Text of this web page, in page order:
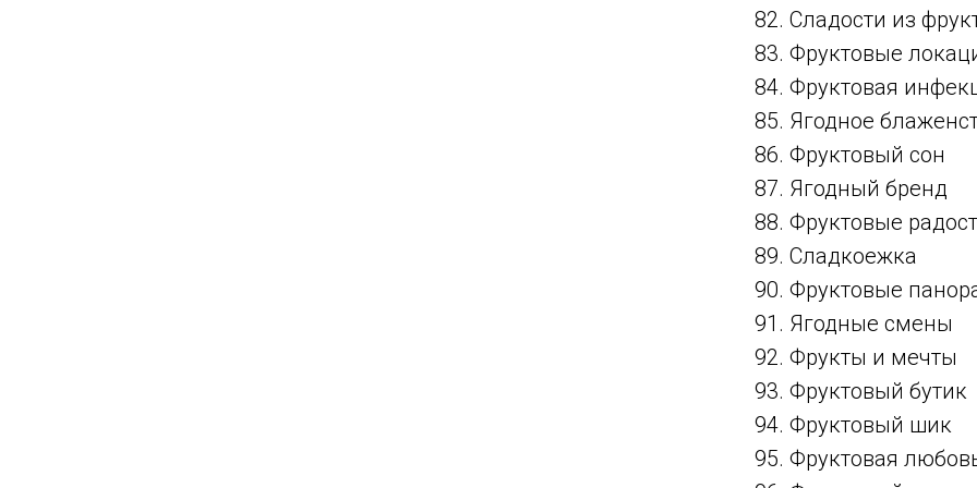
82. Сладости из
83. Фруктовые
84. Фруктовая
85. Ягодное
86. Фруктовый сон
87. Ягодный бренд
88. Фруктовые
89. Сладкоежка
90. Фруктовые
91. Ягодные смены
92. Фрукты и мечты
93. Фруктовый бутик
94. Фруктовый шик
95. Фруктовая